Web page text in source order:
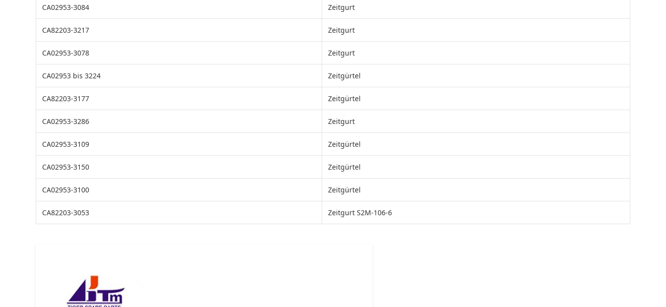
CA02953-3084 Zeitgurt
CA82203-3217 Zeitgurt
CA02953-3078 Zeitgurt
CA02953 bis 3224 Zeitgürtel
CA82203-3177 Zeitgürtel
CA02953-3286 Zeitgurt
CA02953-3109 Zeitgürtel
CA02953-3150 Zeitgürtel
CA02953-3100 Zeitgürtel
CA82203-3053 Zeitgurt S2M-106-6